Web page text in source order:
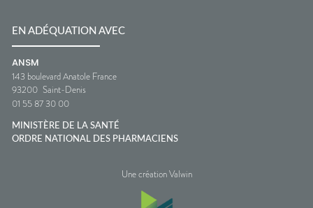
EN ADÉQUATION AVEC
ANSM
143 boulevard Anatole France
93200 Saint-Denis
01 55 87 30 00
MINISTÈRE DE LA SANTÉ
ORDRE NATIONAL DES PHARMACIENS
Une création Valwin